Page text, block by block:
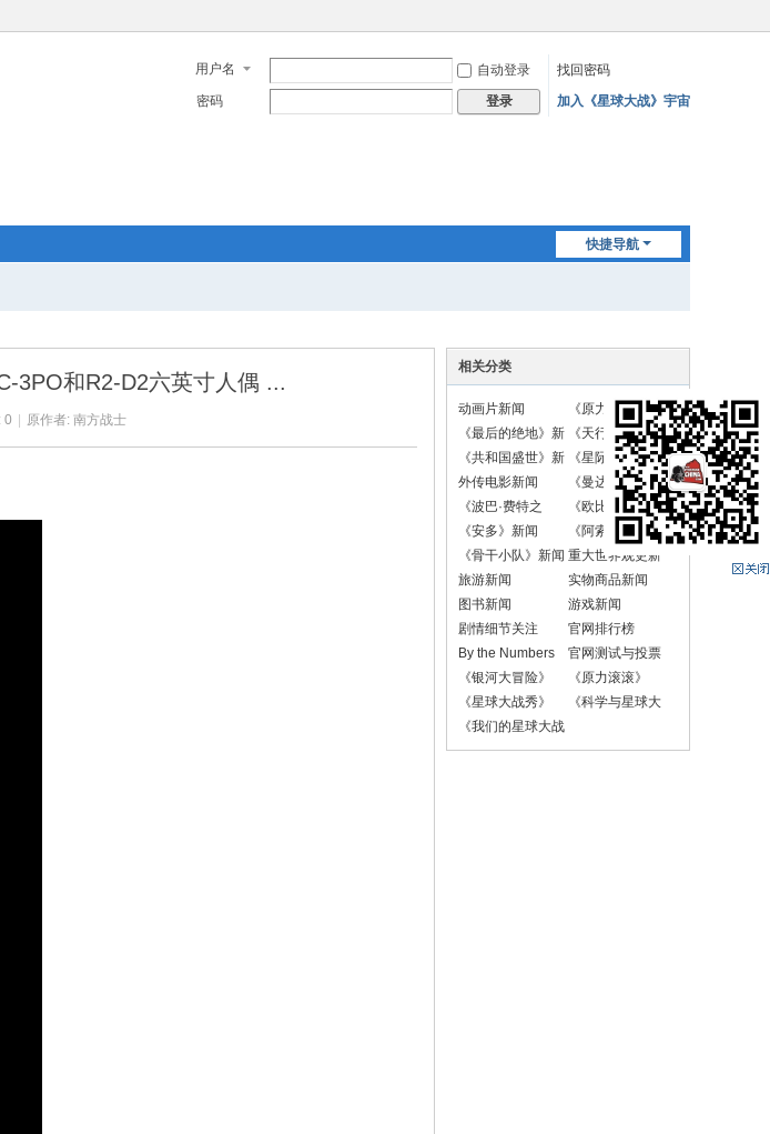
用户名 自动登录
找回密码
密码
登录 加入《星球大战》宇宙
快捷导航
3PO和R2-D2六英寸人偶 ...
0 原作者: 南方战士
相关分类
动画片新闻
《原力觉醒》新闻
《最后的绝地》新
闻
《天行者崛起》新
闻
《共和国盛世》新
闻
《星际战斗机》新
闻
外传电影新闻
《曼达洛人》新闻
《波巴·费特之
书》新闻
《欧比-旺·克诺
比》新闻
《安多》新闻
《阿索卡》新闻
《骨干小队》新闻 重大世界观更新
旅游新闻
实物商品新闻
图书新闻
游戏新闻
剧情细节关注
官网排行榜
By the Numbers
官网测试与投票
《银河大冒险》
《原力滚滚》
《星球大战秀》
《科学与星球大
《我们的星球大战
故事》